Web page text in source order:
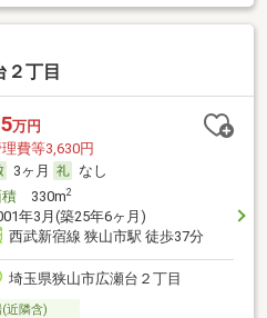
２丁目
万円
費等3,630円
3ヶ月
なし
積330m2
年3月(築25年6ヶ月)
西武新宿線 狭山市駅 徒歩37分
埼玉県狭山市広瀬台２丁目
近隣含)